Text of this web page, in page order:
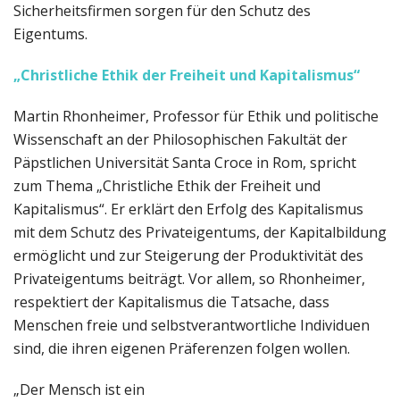
Sicherheitsfirmen sorgen für den Schutz des
Eigentums.
„Christliche Ethik der Freiheit und Kapitalismus“
Martin Rhonheimer, Professor für Ethik und politische
Wissenschaft an der Philosophischen Fakultät der
Päpstlichen Universität Santa Croce in Rom, spricht
zum Thema „Christliche Ethik der Freiheit und
Kapitalismus“. Er erklärt den Erfolg des Kapitalismus
mit dem Schutz des Privateigentums, der Kapitalbildung
ermöglicht und zur Steigerung der Produktivität des
Privateigentums beiträgt. Vor allem, so Rhonheimer,
respektiert der Kapitalismus die Tatsache, dass
Menschen freie und selbstverantwortliche Individuen
sind, die ihren eigenen Präferenzen folgen wollen.
„Der Mensch ist ein